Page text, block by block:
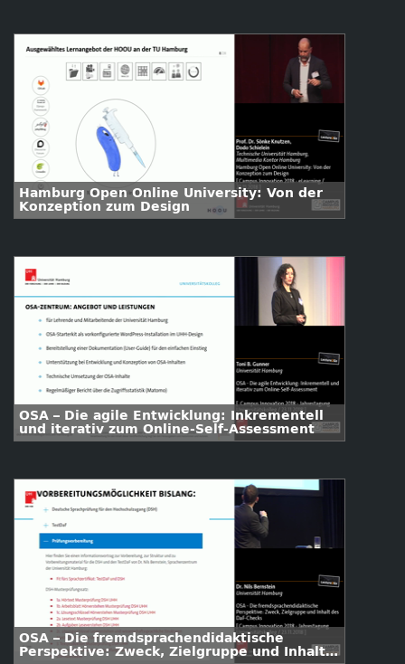
Hamburg Open Online University: Von der
Konzeption zum Design
OSA – Die agile Entwicklung: Inkrementell
und iterativ zum Online-Self-Assessment
OSA – Die fremdsprachendidaktische
Perspektive: Zweck, Zielgruppe und Inhalt